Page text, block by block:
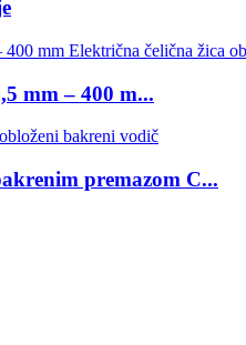
mm – 400 m...
premazom C...